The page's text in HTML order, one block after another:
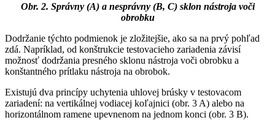
Obr. 2. Správny (A) a nesprávny (B, C) sklon nástroja voči
obrobku
Dodržanie týchto podmienok je zložitejšie, ako sa na prvý pohľad
zdá. Napríklad, od konštrukcie testovacieho zariadenia závisí
možnosť dodržania presného sklonu nástroja voči obrobku a
konštantného prítlaku nástroja na obrobok.
Existujú dva princípy uchytenia uhlovej brúsky v testovacom
zariadení: na vertikálnej vodiacej koľajnici (obr. 3 A) alebo na
horizontálnom ramene upevnenom na jednom konci (obr. 3 B).